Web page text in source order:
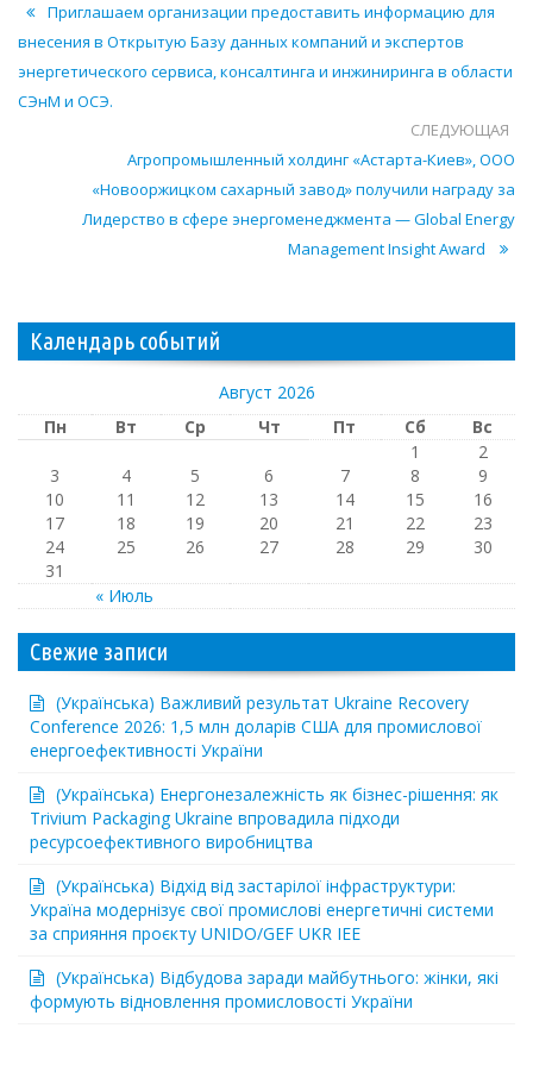
Приглашаем организации предоставить информацию для
внесения в Открытую Базу данных компаний и экспертов
энергетического сервиса, консалтинга и инжиниринга в области
СЭнМ и ОCЭ.
СЛЕДУЮЩАЯ
Агропромышленный холдинг «Астарта-Киев», ООО
«Новооржицком сахарный завод» получили награду за
Лидерство в сфере энергоменеджмента — Global Energy
Management Insight Award
Календарь событий
Август 2026
Пн
Вт Ср Чт Пт Сб Вс
« Июль
1
2
3
4 5 6 7 8
9
10
11 12 13 14 15
16
17
18 19 20 21 22
23
24
25 26 27 28 29
30
31
Свежие записи
(Українська) Важливий результат Ukraine Recovery
Conference 2026: 1,5 млн доларів США для промислової
енергоефективності України
(Українська) Енергонезалежність як бізнес-рішення: як
Trivium Packaging Ukraine впровадила підходи
ресурсоефективного виробництва
(Українська) Відхід від застарілої інфраструктури:
Україна модернізує свої промислові енергетичні системи
за сприяння проєкту UNIDO/GEF UKR IEE
(Українська) Відбудова заради майбутнього: жінки, які
формують відновлення промисловості України